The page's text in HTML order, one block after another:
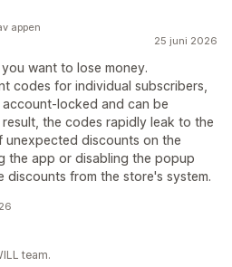
25 juni 2026
want to lose money.
codes for individual subscribers,
locked and can be
the codes rapidly leak to the
discounts on the
the app or disabling the popup
discounts from the store's system.
appen
team.